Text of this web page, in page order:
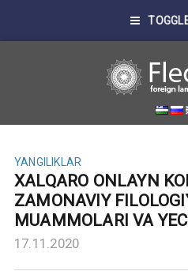
YANGILIKLAR
XALQARO ONLAYN
ZAMONAVIY
MUAMMOLARI VA
17.11.2020